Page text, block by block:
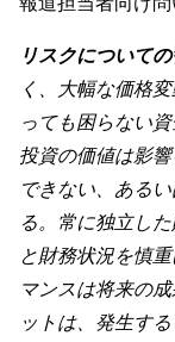
リスクについての
く、大幅な価格
っても困らない
投資の価値は影
できない、ある
る。常に独立し
と財務状況を慎
マンスは将来の
ットは、発生す